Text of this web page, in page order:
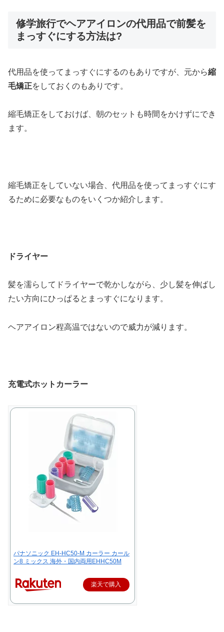
修学旅行でヘアアイロンの代用品で前髪を
まっすぐにする方法は?
代用品を使ってまっすぐにするのもありですが、元から縮
毛矯正をしておくのもありです。
縮毛矯正をしておけば、朝のセットも時間をかけずにでき
ます。
縮毛矯正をしていない場合、代用品を使ってまっすぐにす
るために必要なものをいくつか紹介します。
ドライヤー
髪を濡らしてドライヤーで乾かしながら、少し髪を伸ばし
たい方向にひっぱるとまっすぐになります。
ヘアアイロン程高温ではないので威力が減ります。
充電式ホットカーラー
パナソニック EH-HC50-M カーラー カール
ン8 ミックス 海外・国内両用EHHC50M
楽天で購入